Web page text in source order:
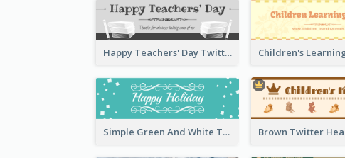
Happy Teachers' Day Twitter Header With Decorations Of Books
Simple Green And White Twitter Header With Theme Of Holiday